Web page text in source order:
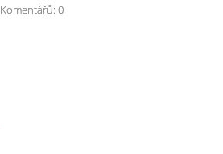
Komentářů: 0